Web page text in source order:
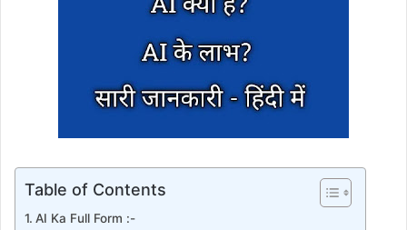
Table of Contents
AI Ka Full Form :-